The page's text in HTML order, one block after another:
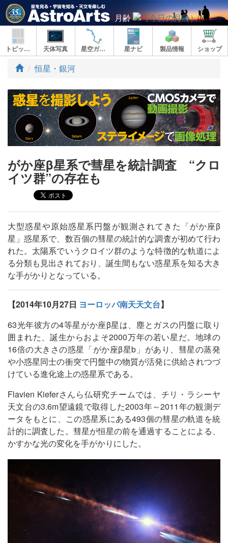
月齢
トピックス 天体写真 星空ガイド 星ナビ 製品情報 ショップ
ト
プ
恒星・銀河
がか座β星系で彗星を統計調査 “クロ
イツ群”の存在も
大型惑星や原始惑星系円盤が観測されてきた「がか座β
星」惑星系で、数百個の彗星の統計的な調査が初めて行わ
れた。太陽系でいうクロイツ群のような特徴的な軌道によ
る分類も見出されており、誕生間もない惑星系を知る大き
な手がかりとなっている。
【2014年10月27日 ヨーロッパ南天天文台】
63光年彼方の4等星がか座β星は、塵とガスの円盤に取り
囲まれた、誕生からおよそ2000万年の若い星だ。地球の
16倍の大きさの惑星「がか座β星b」があり、彗星の蒸発
や小惑星同士の衝突で円盤中の物質が活発に供給されつづ
けている進化途上の惑星系である。
Flavien Kieferさんら仏研究チームでは、チリ・ラシーヤ
天文台の3.6m望遠鏡で取得した2003年～2011年の観測デ
ータをもとに、この惑星系にある493個の彗星の軌道を統
計的に調査した。彗星が恒星の前を通過することによる、
かすかな光の変化を手がかりにした。